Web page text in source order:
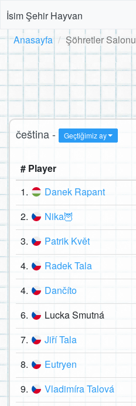
İsim Şehir Hayvan
Anasayfa Şöhretler Salonu
čeština - Geçtiğimiz ay
# Player
1.
Danek Rapant
2. Nika🦉
3. Patrik Květ
4. Radek Tala
4. Dančíto
6. Lucka Smutná
7. Jiří Tala
8. Eutryen
9. Vladimíra Talová